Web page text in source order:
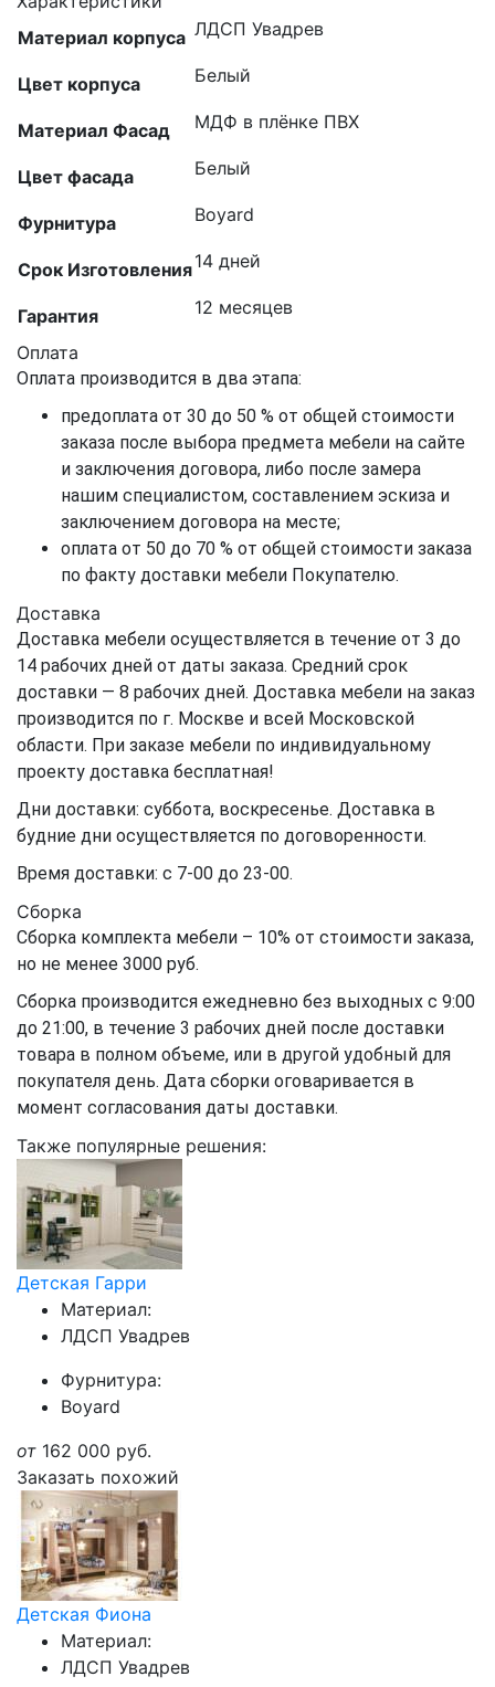
Материал корпуса ЛДСП Увадрев
Цвет корпуса Белый
Материал Фасад МДФ в плёнке ПВХ
Цвет фасада Белый
Фурнитура Boyard
Срок Изготовления14 дней
Гарантия 12 месяцев
Оплата
Оплата производится в два этапа:
предоплата от 30 до 50 % от общей стоимости
заказа после выбора предмета мебели на сайте
и заключения договора, либо после замера
нашим специалистом, составлением эскиза и
заключением договора на месте;
оплата от 50 до 70 % от общей стоимости заказа
по факту доставки мебели Покупателю.
Доставка
Доставка мебели осуществляется в течение от 3 до
14 рабочих дней от даты заказа. Средний срок
доставки — 8 рабочих дней. Доставка мебели на заказ
производится по г. Москве и всей Московской
области. При заказе мебели по индивидуальному
проекту доставка бесплатная!
Дни доставки: суббота, воскресенье. Доставка в
будние дни осуществляется по договоренности.
Время доставки: с 7-00 до 23-00.
Сборка
Сборка комплекта мебели – 10% от стоимости заказа,
но не менее 3000 руб.
Сборка производится ежедневно без выходных с 9:00
до 21:00, в течение 3 рабочих дней после доставки
товара в полном объеме, или в другой удобный для
покупателя день. Дата сборки оговаривается в
момент согласования даты доставки.
Также популярные решения:
Детская Гарри
Материал:
ЛДСП Увадрев
Фурнитура:
Boyard
от 162 000 руб.
Заказать похожий
Детская Фиона
Материал:
ЛДСП Увадрев